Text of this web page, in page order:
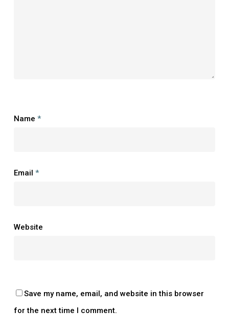
Name *
Email *
Website
Save my name, email, and website in this browser
for the next time I comment.